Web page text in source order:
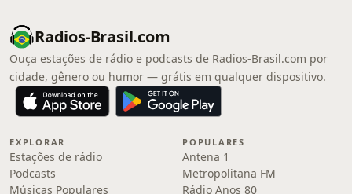
Radios-Brasil.com
Ouça estações de rádio e podcasts de Radios-Brasil.com por
cidade, gênero ou humor — grátis em qualquer dispositivo.
EXPLORAR
Estações de rádio
Podcasts
Músicas Populares
POPULARES
Antena 1
Metropolitana FM
Rádio Anos 80